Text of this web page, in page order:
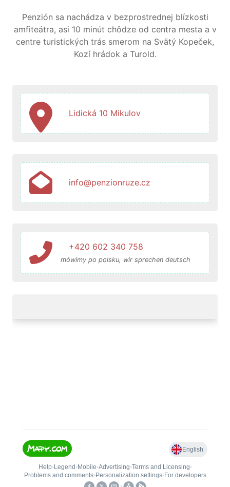
Penzión sa nachádza v bezprostrednej blízkosti
amfiteátra, asi 10 minút chôdze od centra mesta a v
centre turistických trás smerom na Svätý Kopeček,
Kozí hrádok a Turold.
Lidická 10 Mikulov
info@penzionruze.cz
+420 602 340 758
mówimy po polsku, wir sprechen deutsch